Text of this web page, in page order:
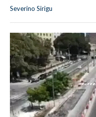
Severino Sirigu